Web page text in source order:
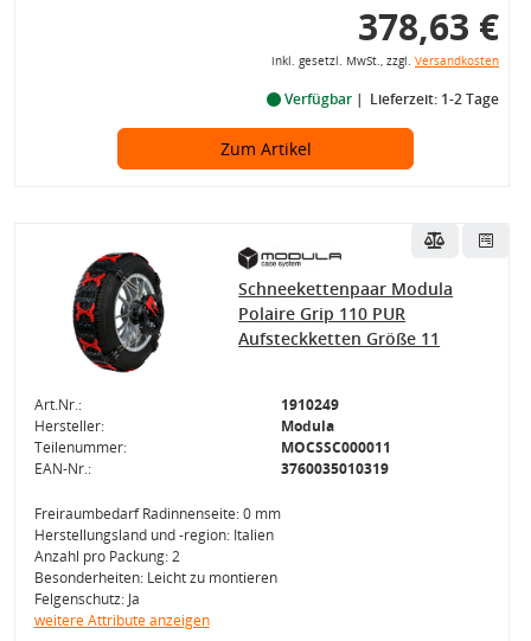
378,63 €
inkl. gesetzl. MwSt., zzgl. Versandkosten
Verfügbar Lieferzeit: 1-2 Tage
Zum Artikel
Schneekettenpaar Modula
Polaire Grip 110 PUR
Aufsteckketten Größe 11
Art.Nr.:
1910249
Hersteller:
Modula
Teilenummer:
MOCSSC000011
EAN-Nr.:
3760035010319
Freiraumbedarf Radinnenseite: 0 mm
Herstellungsland und -region: Italien
Anzahl pro Packung: 2
Besonderheiten: Leicht zu montieren
Felgenschutz: Ja
weitere Attribute anzeigen